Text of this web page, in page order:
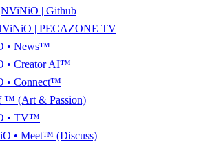
NViNiO | Github
| PECAZONE TV
• News™
• Creator AI™
• Connect™
™ (Art & Passion)
• TV™
• Meet™ (Discuss)